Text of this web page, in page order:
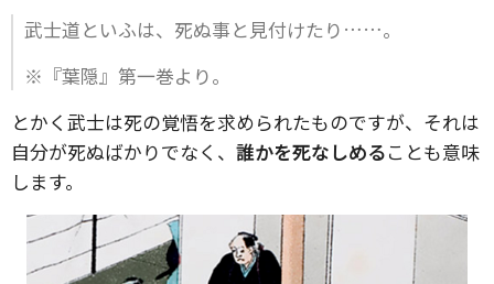
武士道といふは、死ぬ事と見付けたり……。
※『葉隠』第一巻より。
とかく武士は死の覚悟を求められたものですが、それは
自分が死ぬばかりでなく、 誰かを死なしめることも意味
します。